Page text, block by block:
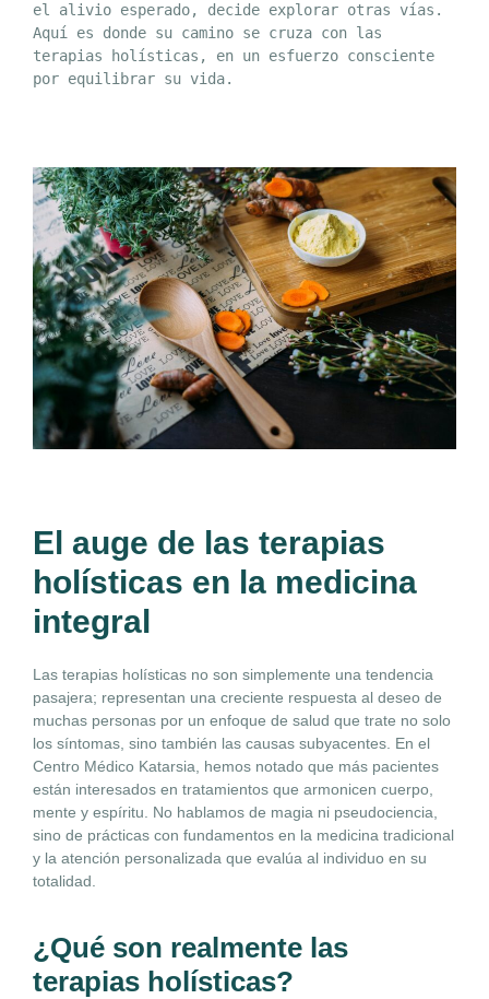
el alivio esperado, decide explorar otras vías.
Aquí es donde su camino se cruza con las
terapias holísticas, en un esfuerzo consciente
por equilibrar su vida.
El auge de las terapias
holísticas en la medicina
integral
Las terapias holísticas no son simplemente una tendencia
pasajera; representan una creciente respuesta al deseo de
muchas personas por un enfoque de salud que trate no solo
los síntomas, sino también las causas subyacentes. En el
Centro Médico Katarsia, hemos notado que más pacientes
están interesados en tratamientos que armonicen cuerpo,
mente y espíritu. No hablamos de magia ni pseudociencia,
sino de prácticas con fundamentos en la medicina tradicional
y la atención personalizada que evalúa al individuo en su
totalidad.
¿Qué son realmente las
terapias holísticas?